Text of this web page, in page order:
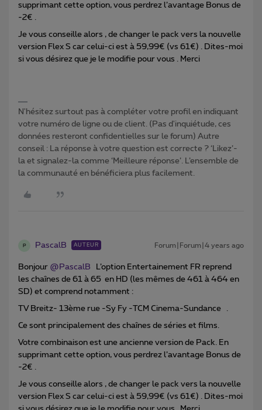
supprimant cette option, vous perdrez l’avantage Bonus de
-2€ .
Je vous conseille alors , de changer le pack vers la nouvelle
version Flex S car celui-ci est à 59,99€ (vs 61€) . Dites-moi
si vous désirez que je le modifie pour vous . Merci
N'hésitez surtout pas à compléter votre profil en indiquant
votre numéro de ligne ou de client. (Pas d'inquiétude, ces
données resteront confidentielles sur le forum) Autre
conseil : La réponse à votre question est correcte ? ‘Likez’-
la et signalez-la comme ‘Meilleure réponse’. L’ensemble de
la communauté en bénéficiera plus facilement.
P PascalB AUTEUR Forum|Forum|4 years ago
Bonjour @PascalB L’option Entertainement FR reprend
les chaînes de 61 à 65 en HD (les mêmes de 461 à 464 en
SD) et comprend notamment :
TV Breitz- 13ème rue -Sy Fy -TCM Cinema-Sundance .
Ce sont principalement des chaînes de séries et films.
Votre combinaison est une ancienne version de Pack. En
supprimant cette option, vous perdrez l’avantage Bonus de
-2€ .
Je vous conseille alors , de changer le pack vers la nouvelle
version Flex S car celui-ci est à 59,99€ (vs 61€) . Dites-moi